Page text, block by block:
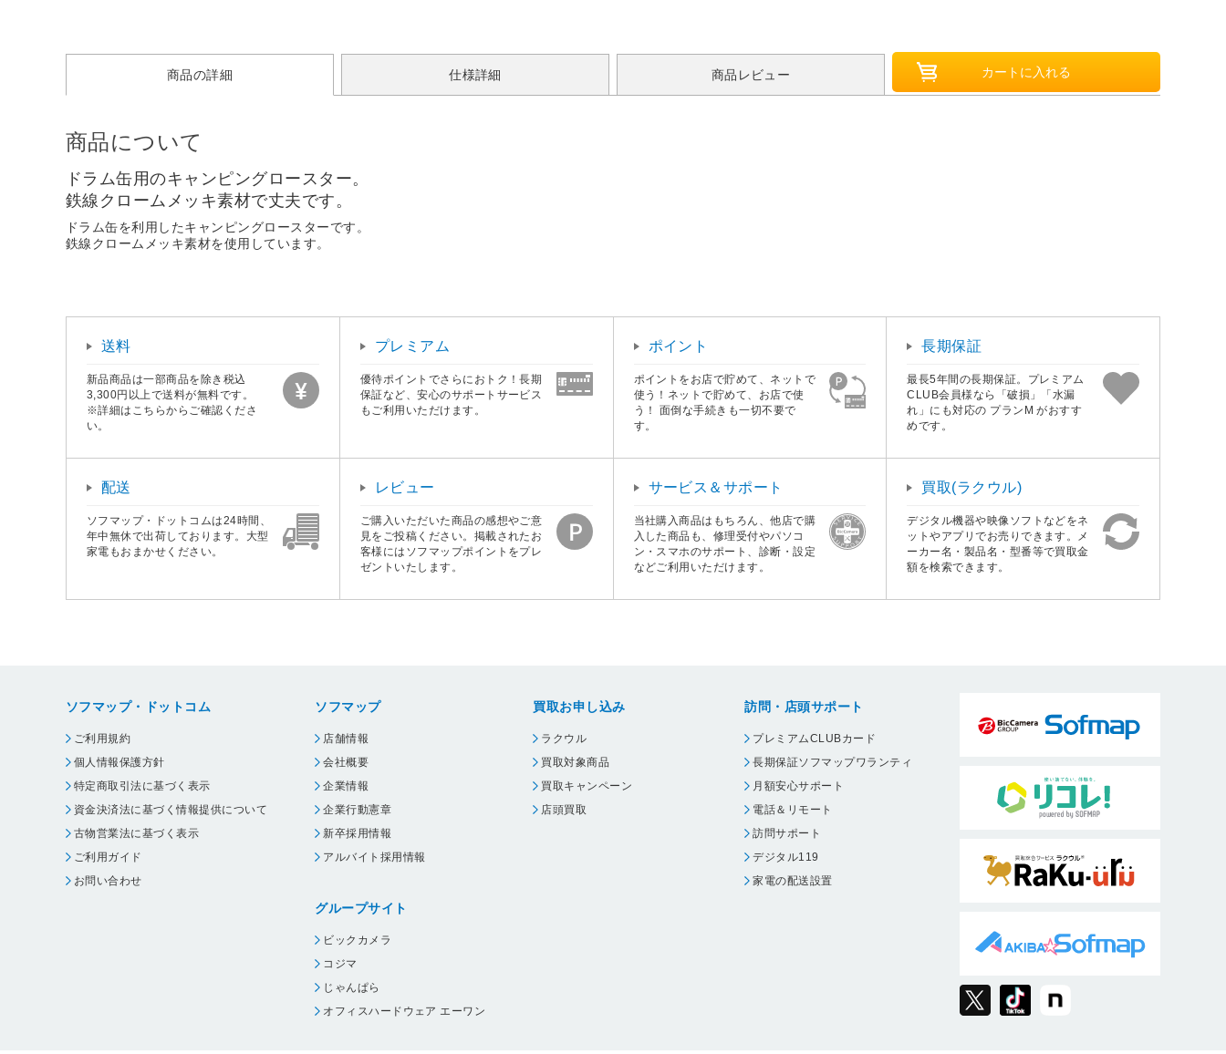
商品の詳細 仕様詳細 商品レビュー
商品について
ドラム缶用のキャンピングロースター。
鉄線クロームメッキ素材で丈夫です。
ドラム缶を利用したキャンピングロースターです。
鉄線クロームメッキ素材を使用しています。
送料
新品商品は一部商品を除き税込
3,300円以上で送料が無料です。
※詳細はこちらからご確認くださ
い。
プレミアム
優待ポイントでさらにおトク！長期
保証など、安心のサポートサービス
もご利用いただけます。
ポイント
ポイントをお店で貯めて、ネットで
使う！ネットで貯めて、お店で使
う！ 面倒な手続きも一切不要で
す。
長期保証
最長5年間の長期保証。プレミアム
CLUB会員様なら「破損」「水漏
れ」にも対応の プランM がおすす
めです。
配送
ソフマップ・ドットコムは24時間、
年中無休で出荷しております。大型
家電もおまかせください。
レビュー
ご購入いただいた商品の感想やご意
見をご投稿ください。掲載されたお
客様にはソフマップポイントをプレ
ゼントいたします。
サービス＆サポート
当社購入商品はもちろん、他店で購
入した商品も、修理受付やパソコ
ン・スマホのサポート、診断・設定
などご利用いただけます。
買取(ラクウル)
デジタル機器や映像ソフトなどをネ
ットやアプリでお売りできます。メ
ーカー名・製品名・型番等で買取金
額を検索できます。
ソフマップ・ドットコム
ご利用規約
個人情報保護方針
特定商取引法に基づく表示
資金決済法に基づく情報提供について
古物営業法に基づく表示
ご利用ガイド
お問い合わせ
ソフマップ
店舗情報
会社概要
企業情報
企業行動憲章
新卒採用情報
アルバイト採用情報
グループサイト
ビックカメラ
コジマ
じゃんぱら
オフィスハードウェア エーワン
買取お申し込み
ラクウル
買取対象商品
買取キャンペーン
店頭買取
訪問・店頭サポート
プレミアムCLUBカード
長期保証ソフマップワランティ
月額安心サポート
電話＆リモート
訪問サポート
デジタル119
家電の配送設置